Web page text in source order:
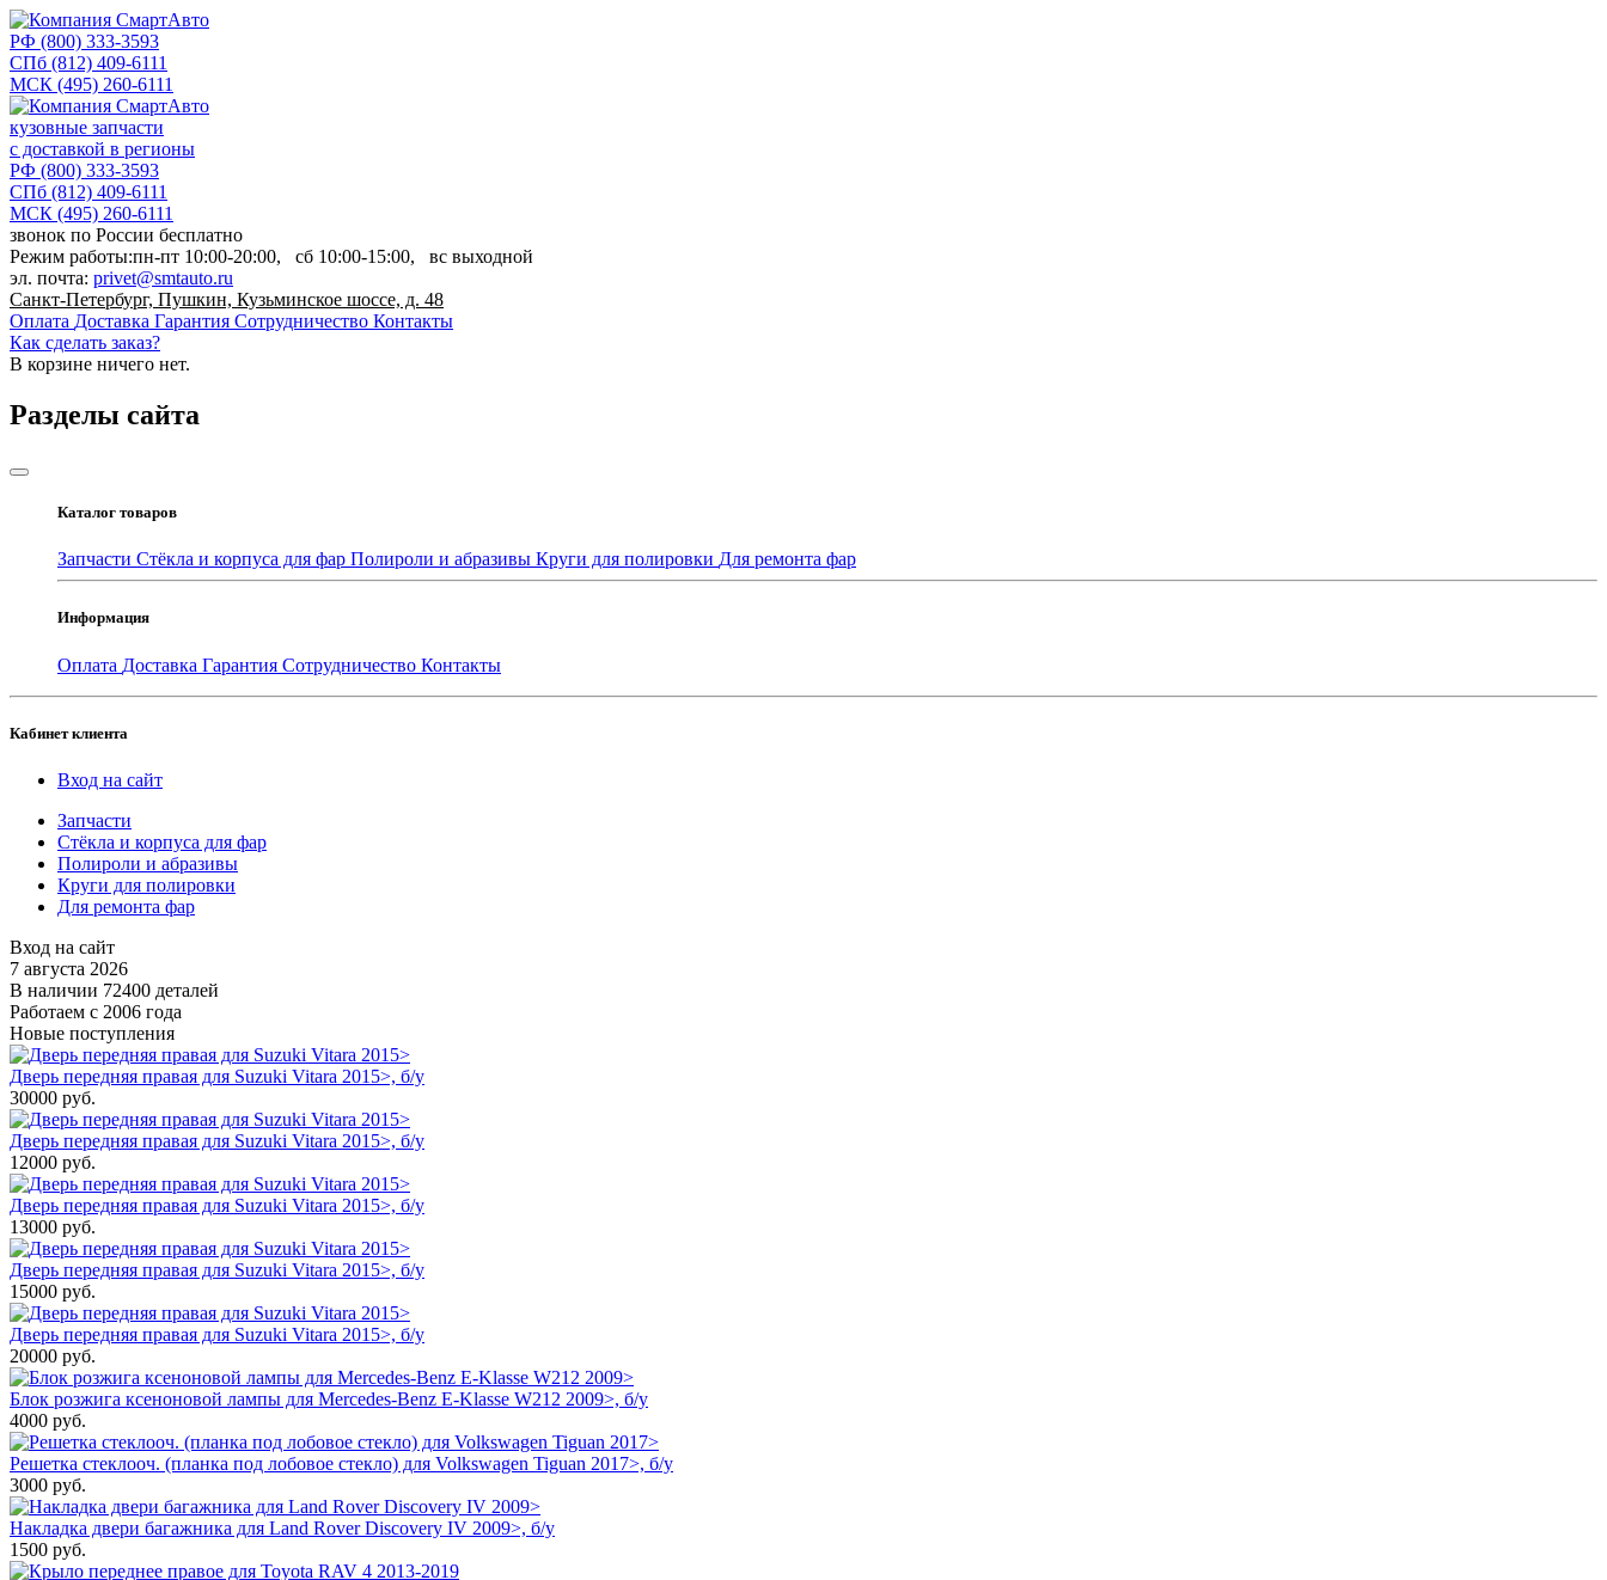
РФ (800) 333-3593
СПб (812) 409-6111
МСК (495) 260-6111
кузовные запчасти
с доставкой в регионы
РФ (800) 333-3593
СПб (812) 409-6111
МСК (495) 260-6111
звонок по России бесплатно
Режим работы:пн-пт 10:00-20:00, сб 10:00-15:00, вс выходной
эл. почта: privet@smtauto.ru
Санкт-Петербург, Пушкин, Кузьминское шоссе, д. 48
Оплата Доставка Гарантия Сотрудничество Контакты
Как сделать заказ?
В корзине ничего нет.
Разделы сайта
Каталог товаров
Запчасти Стёкла и корпуса для фар Полироли и абразивы Круги для полировки Для ремонта фар
Информация
Оплата Доставка Гарантия Сотрудничество Контакты
Кабинет клиента
Вход на сайт
Запчасти
Стёкла и корпуса для фар
Полироли и абразивы
Круги для полировки
Для ремонта фар
Вход на сайт
7 августа 2026
В наличии 72400 деталей
Работаем с 2006 года
Новые поступления
Дверь передняя правая для Suzuki Vitara 2015>, б/у
30000 руб.
Дверь передняя правая для Suzuki Vitara 2015>, б/у
12000 руб.
Дверь передняя правая для Suzuki Vitara 2015>, б/у
13000 руб.
Дверь передняя правая для Suzuki Vitara 2015>, б/у
15000 руб.
Дверь передняя правая для Suzuki Vitara 2015>, б/у
20000 руб.
Блок розжига ксеноновой лампы для Mercedes-Benz E-Klasse W212 2009>, б/у
4000 руб.
Решетка стеклооч. (планка под лобовое стекло) для Volkswagen Tiguan 2017>, б/у
3000 руб.
Накладка двери багажника для Land Rover Discovery IV 2009>, б/у
1500 руб.